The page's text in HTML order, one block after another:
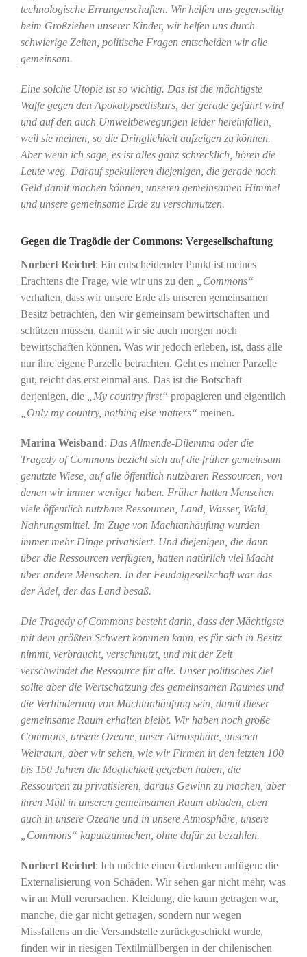
technologische Errungenschaften. Wir helfen uns gegenseitig
beim Großziehen unserer Kinder, wir helfen uns durch
schwierige Zeiten, politische Fragen entscheiden wir alle
gemeinsam.
Eine solche Utopie ist so wichtig. Das ist die mächtigste
Waffe gegen den Apokalypsediskurs, der gerade geführt wird
und auf den auch Umweltbewegungen leider hereinfallen,
weil sie meinen, so die Dringlichkeit aufzeigen zu können.
Aber wenn ich sage, es ist alles ganz schrecklich, hören die
Leute weg. Darauf spekulieren diejenigen, die gerade noch
Geld damit machen können, unseren gemeinsamen Himmel
und unsere gemeinsame Erde zu verschmutzen.
Gegen die Tragödie der Commons: Vergesellschaftung
Norbert Reichel: Ein entscheidender Punkt ist meines
Erachtens die Frage, wie wir uns zu den
„Commons“
verhalten, dass wir unsere Erde als unseren gemeinsamen
Besitz betrachten, den wir gemeinsam bewirtschaften und
schützen müssen, damit wir sie auch morgen noch
bewirtschaften können. Was wir jedoch erleben, ist, dass alle
nur ihre eigene Parzelle betrachten. Geht es meiner Parzelle
gut, reicht das erst einmal aus. Das ist die Botschaft
derjenigen, die
„My country first“ propagieren und eigentlich
„Only my country, nothing else matters“ meinen.
Marina Weisband: Das Allmende-Dilemma oder die
Tragedy of Commons bezieht sich auf die früher gemeinsam
genutzte Wiese, auf alle öffentlich nutzbaren Ressourcen, von
denen wir immer weniger haben. Früher hatten Menschen
viele öffentlich nutzbare Ressourcen, Land, Wasser, Wald,
Nahrungsmittel. Im Zuge von Machtanhäufung wurden
immer mehr Dinge privatisiert. Und diejenigen, die dann
über die Ressourcen verfügten, hatten natürlich viel Macht
über andere Menschen. In der Feudalgesellschaft war das
der Adel, der das Land besaß.
Die Tragedy of Commons besteht darin, dass der Mächtigste
mit dem größten Schwert kommen kann, es für sich in Besitz
nimmt, verbraucht, verschmutzt, und mit der Zeit
verschwindet die Ressource für alle. Unser politisches Ziel
sollte aber die Wertschätzung des gemeinsamen Raumes und
die Verhinderung von Machtanhäufung sein, damit dieser
gemeinsame Raum erhalten bleibt. Wir haben noch große
Commons, unsere Ozeane, unser Atmosphäre, unseren
Weltraum, aber wir sehen, wie wir Firmen in den letzten 100
bis 150 Jahren die Möglichkeit gegeben haben, die
Ressourcen zu privatisieren, daraus Gewinn zu machen, aber
ihren Müll in unseren gemeinsamen Raum abladen, eben
auch in unsere Ozeane und in unsere Atmosphäre, unsere
„Commons“ kaputtzumachen, ohne dafür zu bezahlen.
Norbert Reichel: Ich möchte einen Gedanken anfügen: die
Externalisierung von Schäden. Wir sehen gar nicht mehr, was
wir an Müll verursachen. Kleidung, die kaum getragen war,
manche, die gar nicht getragen, sondern nur wegen
Missfallens an die Versandstelle zurückgeschickt wurde,
finden wir in riesigen Textilmüllbergen in der chilenischen